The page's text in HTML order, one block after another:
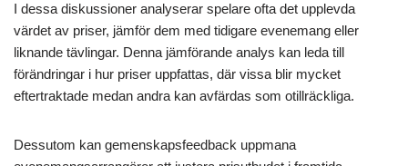
I dessa diskussioner analyserar spelare ofta det upplevda
värdet av priser, jämför dem med tidigare evenemang eller
liknande tävlingar. Denna jämförande analys kan leda till
förändringar i hur priser uppfattas, där vissa blir mycket
eftertraktade medan andra kan avfärdas som otillräckliga.
Dessutom kan gemenskapsfeedback uppmana